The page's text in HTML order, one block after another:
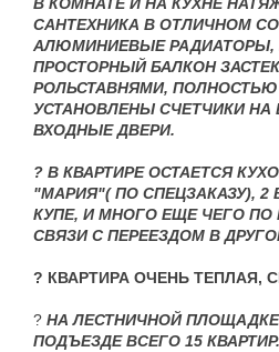
САНТЕХНИКА В ОТЛИЧНОМ
АЛЮМИНИЕВЫЕ РАДИАТОРЫ,
ПРОСТОРНЫЙ БАЛКОН
РОЛЬСТАВНЯМИ,
УСТАНОВЛЕНЫ СЧЕТЧИКИ НА
ВХОДНЫЕ ДВЕРИ.
? В КВАРТИРЕ ОСТАЕТСЯ
"МАРИЯ"( ПО СПЕЦЗАКАЗУ),
КУПЕ, И МНОГО ЕЩЕ ЧЕГО
СВЯЗИ С ПЕРЕЕЗДОМ В
? КВАРТИРА ОЧЕНЬ ТЕПЛАЯ,
? НА ЛЕСТНИЧНОЙ
ПОДЪЕЗДЕ ВСЕГО 15